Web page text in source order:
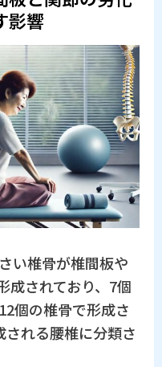
影響
い椎骨が椎間板や
成されており、7個
個の椎骨で形成さ
れる腰椎に分類さ